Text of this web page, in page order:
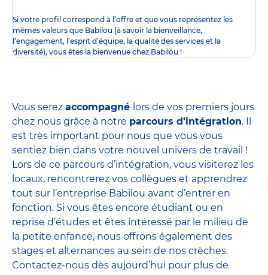
Si votre profil correspond à l’offre et que vous représentez les
mêmes valeurs que Babilou (à savoir la bienveillance,
l’engagement, l’esprit d’équipe, la qualité des services et la
diversité), vous êtes la bienvenue chez Babilou !
Vous serez accompagné lors de vos premiers jours
chez nous grâce à notre parcours d’intégration. Il
est très important pour nous que vous vous
sentiez bien dans votre nouvel univers de travail !
Lors de ce parcours d’intégration, vous visiterez les
locaux, rencontrerez vos collègues et apprendrez
tout sur l’entreprise Babilou avant d’entrer en
fonction. Si vous êtes encore étudiant ou en
reprise d’études et êtes intéressé par le milieu de
la petite enfance, nous offrons également des
stages et alternances au sein de nos crèches.
Contactez-nous dès aujourd’hui pour plus de